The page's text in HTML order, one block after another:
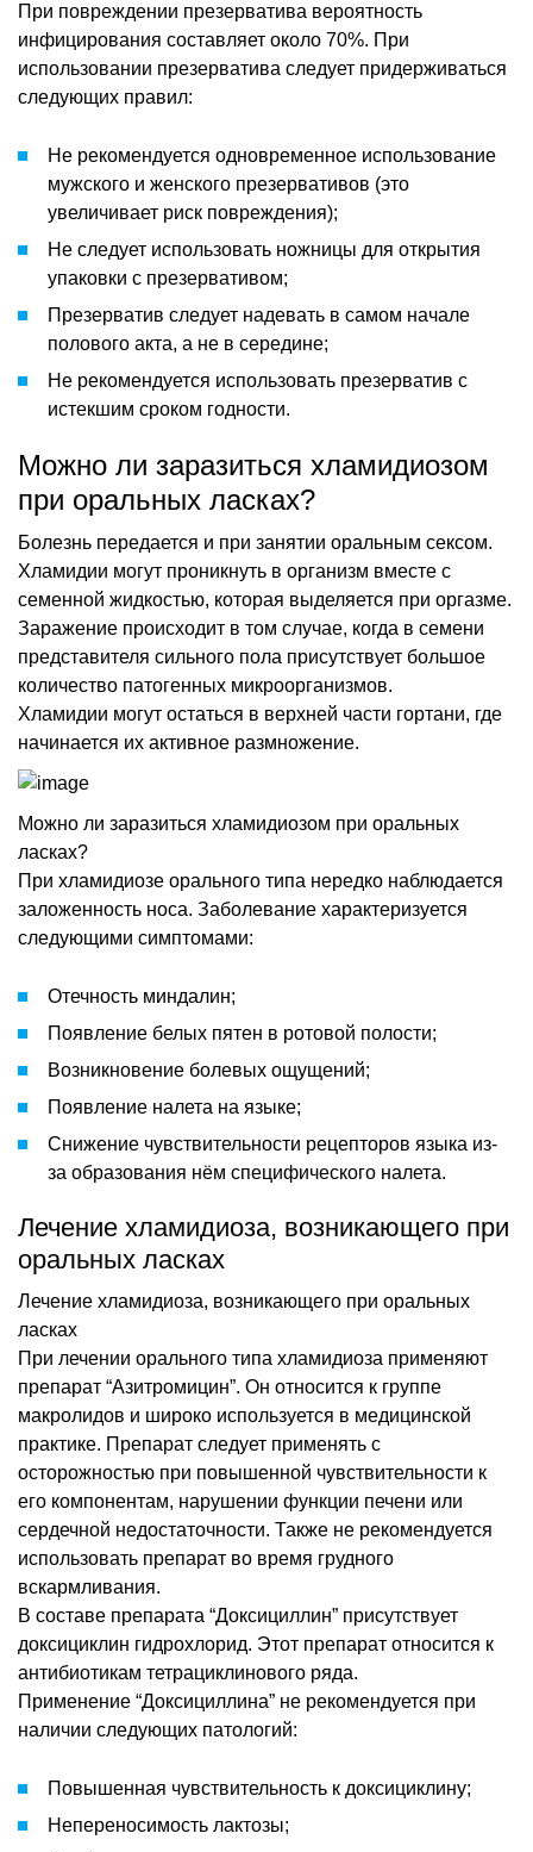
При повреждении презерватива вероятность
инфицирования составляет около 70%. При
использовании презерватива следует придерживаться
следующих правил:
Не рекомендуется одновременное использование
мужского и женского презервативов (это
увеличивает риск повреждения);
Не следует использовать ножницы для открытия
упаковки с презервативом;
Презерватив следует надевать в самом начале
полового акта, а не в середине;
Не рекомендуется использовать презерватив с
истекшим сроком годности.
Можно ли заразиться хламидиозом
при оральных ласках?
Болезнь передается и при занятии оральным сексом.
Хламидии могут проникнуть в организм вместе с
семенной жидкостью, которая выделяется при оргазме.
Заражение происходит в том случае, когда в семени
представителя сильного пола присутствует большое
количество патогенных микроорганизмов.
Хламидии могут остаться в верхней части гортани, где
начинается их активное размножение.
Можно ли заразиться хламидиозом при оральных
ласках?
При хламидиозе орального типа нередко наблюдается
заложенность носа. Заболевание характеризуется
следующими симптомами:
Отечность миндалин;
Появление белых пятен в ротовой полости;
Возникновение болевых ощущений;
Появление налета на языке;
Снижение чувствительности рецепторов языка из-
за образования нём специфического налета.
Лечение хламидиоза, возникающего при
оральных ласках
Лечение хламидиоза, возникающего при оральных
ласках
При лечении орального типа хламидиоза применяют
препарат “Азитромицин”. Он относится к группе
макролидов и широко используется в медицинской
практике. Препарат следует применять с
осторожностью при повышенной чувствительности к
его компонентам, нарушении функции печени или
сердечной недостаточности. Также не рекомендуется
использовать препарат во время грудного
вскармливания.
В составе препарата “Доксициллин” присутствует
доксициклин гидрохлорид. Этот препарат относится к
антибиотикам тетрациклинового ряда.
Применение “Доксициллина” не рекомендуется при
наличии следующих патологий:
Повышенная чувствительность к доксициклину;
Непереносимость лактозы;